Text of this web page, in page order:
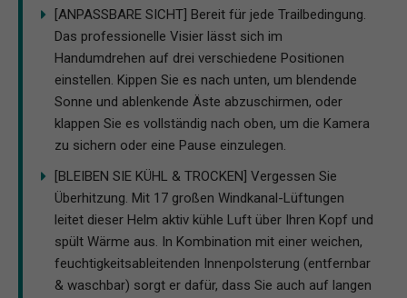
[ANPASSBARE SICHT] Bereit für jede Trailbedingung.
Das professionelle Visier lässt sich im
Handumdrehen auf drei verschiedene Positionen
einstellen. Kippen Sie es nach unten, um blendende
Sonne und ablenkende Äste abzuschirmen, oder
klappen Sie es vollständig nach oben, um die Kamera
zu sichern oder eine Pause einzulegen.
[BLEIBEN SIE KÜHL & TROCKEN] Vergessen Sie
Überhitzung. Mit 17 großen Windkanal-Lüftungen
leitet dieser Helm aktiv kühle Luft über Ihren Kopf und
spült Wärme aus. In Kombination mit einer weichen,
feuchtigkeitsableitenden Innenpolsterung (entfernbar
& waschbar) sorgt er dafür, dass Sie auch auf langen